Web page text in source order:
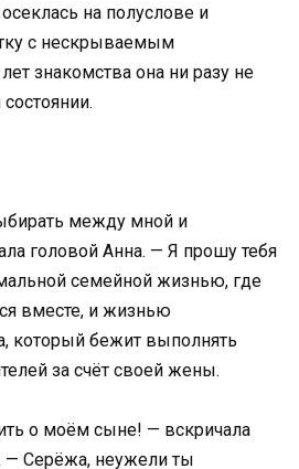
на полуслове и
с нескрываемым
знакомства она ни разу не
между мной и
головой Анна. — Я прошу тебя
семейной жизнью, где
вместе, и жизнью
который бежит выполнять
за счёт своей жены.
о моём сыне! — вскричала
— Серёжа, неужели ты